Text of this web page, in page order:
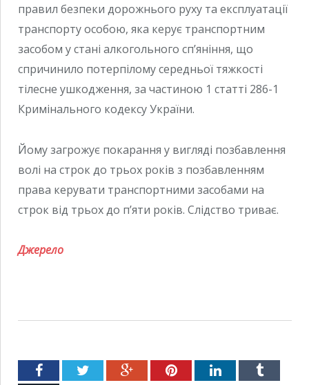
правил безпеки дорожнього руху та експлуатації
транспорту особою, яка керує транспортним
засобом у стані алкогольного сп’яніння, що
спричинило потерпілому середньої тяжкості
тілесне ушкодження, за частиною 1 статті 286-1
Кримінального кодексу України.
Йому загрожує покарання у вигляді позбавлення
волі на строк до трьох років з позбавленням
права керувати транспортними засобами на
строк від трьох до п’яти років. Слідство триває.
Джерело
FacebookTwitter Google+PinterestLinkedInTumblr